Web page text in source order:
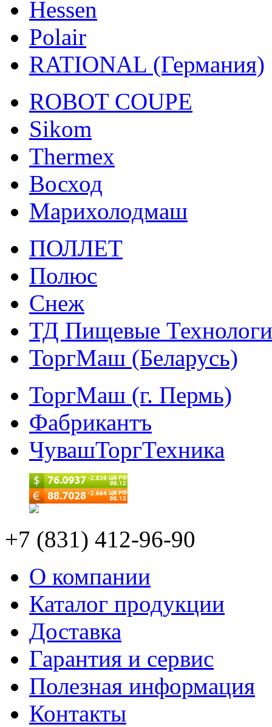
Hessen
Polair
RATIONAL (Германия)
ROBOT COUPE
Sikom
Thermex
Восход
Марихолодмаш
ПОЛЛЕТ
Полюс
Снеж
ТД Пищевые
ТоргМаш (Беларусь)
ТоргМаш (г. Пермь)
Фабрикантъ
ЧувашТоргТехника
+7 (831) 412-96-90
О компании
Каталог продукции
Доставка
Гарантия и сервис
Полезная информация
Контакты